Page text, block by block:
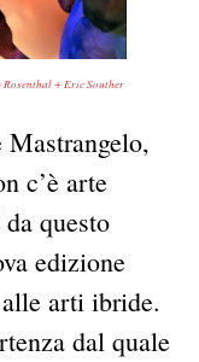
+ Eric Souther
Mastrangelo,
c’è arte
questo
edizione
arti ibride.
dal quale